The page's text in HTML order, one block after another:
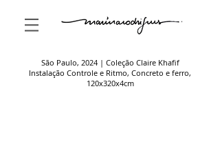
São Paulo, 2024 | Coleção Claire Khafif
Instalação Controle e Ritmo, Concreto e ferro,
120x320x4cm